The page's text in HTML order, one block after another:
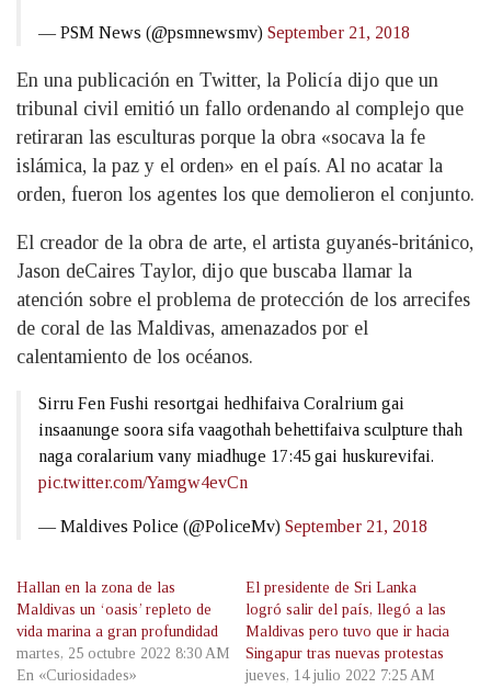
— PSM News (@psmnewsmv) September 21, 2018
En una publicación en Twitter, la Policía dijo que un
tribunal civil emitió un fallo ordenando al complejo que
retiraran las esculturas porque la obra «socava la fe
islámica, la paz y el orden» en el país. Al no acatar la
orden, fueron los agentes los que demolieron el conjunto.
El creador de la obra de arte, el artista guyanés-británico,
Jason deCaires Taylor, dijo que buscaba llamar la
atención sobre el problema de protección de los arrecifes
de coral de las Maldivas, amenazados por el
calentamiento de los océanos.
Sirru Fen Fushi resortgai hedhifaiva Coralrium gai
insaanunge soora sifa vaagothah behettifaiva sculpture thah
naga coralarium vany miadhuge 17:45 gai huskurevifai.
pic.twitter.com/Yamgw4evCn
— Maldives Police (@PoliceMv) September 21, 2018
Hallan en la zona de las
Maldivas un ‘oasis’ repleto de
vida marina a gran profundidad
martes, 25 octubre 2022 8:30 AM
En «Curiosidades»
El presidente de Sri Lanka
logró salir del país, llegó a las
Maldivas pero tuvo que ir hacia
Singapur tras nuevas protestas
jueves, 14 julio 2022 7:25 AM